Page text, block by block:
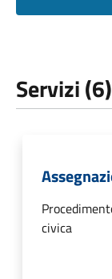
Servizi (6)
civica